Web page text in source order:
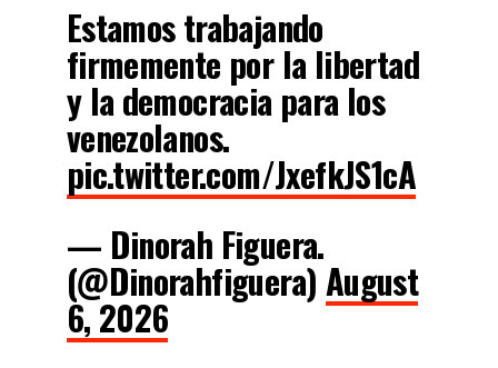
Estamos trabajando
firmemente por la libertad
y la democracia para los
venezolanos.
pic.twitter.com/JxefkJS1cA
— Dinorah Figuera.
(@Dinorahfiguera) August
6, 2026